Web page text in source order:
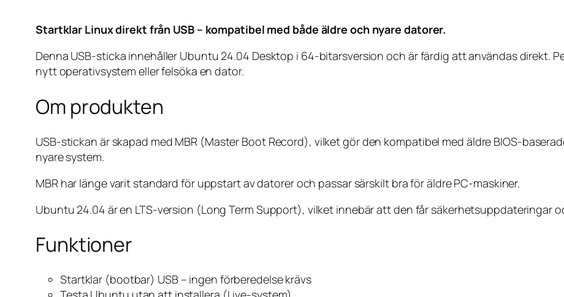
Startklar Linux direkt från USB – kompatibel med både äldre och nyare datorer.
Denna USB-sticka innehåller Ubuntu 24.04 Desktop i 64-bitarsversion och är färdig att användas direkt.
nytt operativsystem eller felsöka en dator.
Om produkten
USB-stickan är skapad med MBR (Master Boot Record), vilket gör den kompatibel med äldre BIOS-
nyare system.
MBR har länge varit standard för uppstart av datorer och passar särskilt bra för äldre PC-maskiner.
Ubuntu 24.04 är en LTS-version (Long Term Support), vilket innebär att den får säkerhetsuppdateringar
Funktioner
Startklar (bootbar) USB – ingen förberedelse krävs